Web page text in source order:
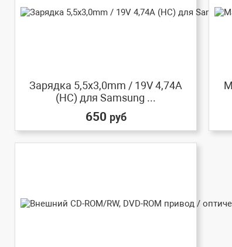
Зарядка 5,5x3,0mm / 19V 4,74A
(HC) для Samsung ...
650 руб